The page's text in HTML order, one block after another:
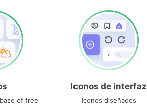
of free
Iconos de interfaz
Iconos diseñados